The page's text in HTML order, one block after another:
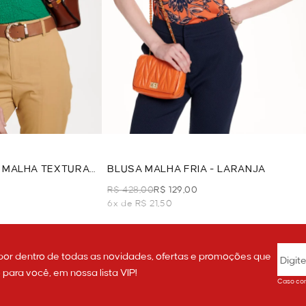
TEXTURA
BLUSA MALHA FRIA - LARANJA
R$ 428,00R$ 129,00
6x de R$ 21,50
dentro de todas as novidades, ofertas e promoções que
você, em nossa lista VIP!
Caso